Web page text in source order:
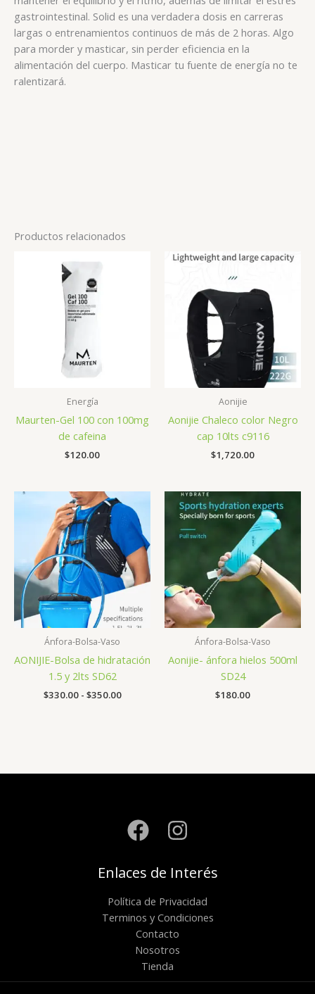
gastrointestinal. Solid es una verdadera dosis en carreras
largas o entrenamientos continuos de más de 2 horas. Algo
para morder y masticar, sin perder eficiencia en la
alimentación del cuerpo. Masticar tu fuente de energía no te
ralentizará.
Productos relacionados
Energía
Maurten-Gel 100 con 100mg
de cafeina
$120.00
Aonijie
Aonijie Chaleco color Negro
cap 10lts c9116
$1,720.00
Ánfora-Bolsa-Vaso
AONIJIE-Bolsa de hidratación
1.5 y 2lts SD62
$330.00 - $350.00Rango
Ánfora-Bolsa-Vaso
Aonijie- ánfora hielos 500ml
SD24
$180.00
Enlaces de Interés
Política de Privacidad
Terminos y Condiciones
Contacto
Nosotros
Tienda